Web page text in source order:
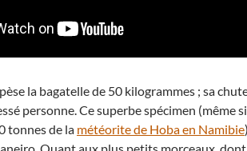
la bagatelle de 50 kilogrammes ; sa chute
personne. Ce superbe spécimen (même
tonnes de la météorite de Hoba en Namibie